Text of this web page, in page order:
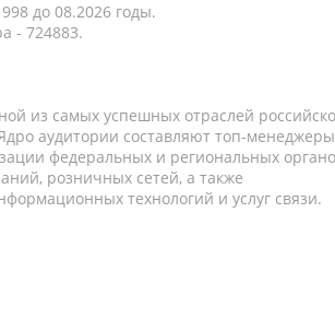
до 08.2026 годы.
- 724883.
из самых успешных отраслей
аудитории составляют топ-
федеральных и региональных
розничных сетей, а также
технологий и услуг связи.